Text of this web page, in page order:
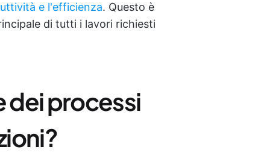
e l'efficienza. Questo è
di tutti i lavori richiesti
dei processi